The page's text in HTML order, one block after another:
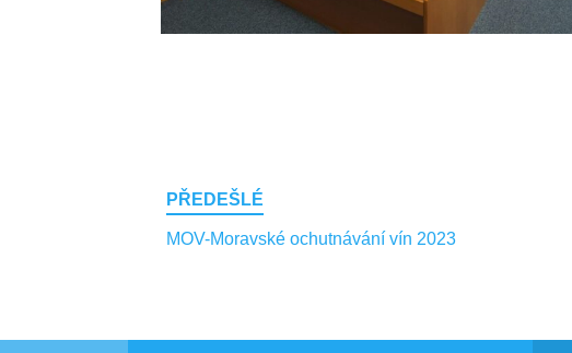
Post
navigation
PŘEDEŠLÉ
MOV-Moravské ochutnávání vín 2023